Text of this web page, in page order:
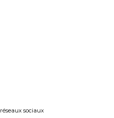
sociaux